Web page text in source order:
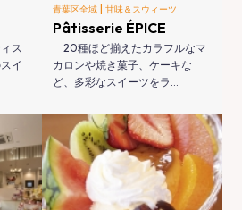
ス
イ
青葉区全域 | 甘味＆スウィーツ
Pâtisserie ÉPICE
20種ほど揃えたカラフルなマ
カロンや焼き菓子、ケーキな
ど、多彩なスイーツをラ…